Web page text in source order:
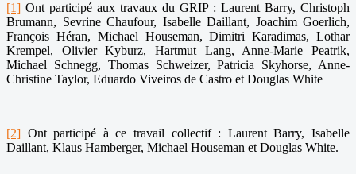
[1] Ont participé aux travaux du GRIP : Laurent Barry, Christoph
Brumann, Sevrine Chaufour, Isabelle Daillant, Joachim Goerlich,
François Héran, Michael Houseman, Dimitri Karadimas, Lothar
Krempel, Olivier Kyburz, Hartmut Lang, Anne-Marie Peatrik,
Michael Schnegg, Thomas Schweizer, Patricia Skyhorse, Anne-
Christine Taylor, Eduardo Viveiros de Castro et Douglas White
[2] Ont participé à ce travail collectif : Laurent Barry, Isabelle
Daillant, Klaus Hamberger, Michael Houseman et Douglas White.